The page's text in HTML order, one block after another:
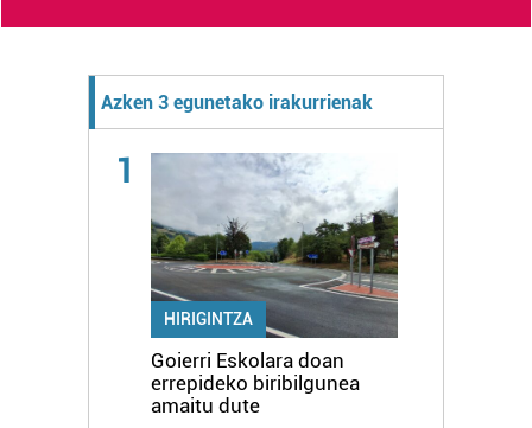
Azken 3 egunetako irakurrienak
1
HIRIGINTZA
Goierri Eskolara doan
errepideko biribilgunea
amaitu dute